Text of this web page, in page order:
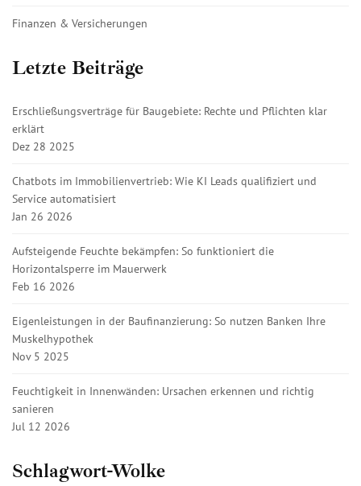
Finanzen & Versicherungen
Letzte Beiträge
Erschließungsverträge für Baugebiete: Rechte und Pflichten klar
erklärt
Dez 28 2025
Chatbots im Immobilienvertrieb: Wie KI Leads qualifiziert und
Service automatisiert
Jan 26 2026
Aufsteigende Feuchte bekämpfen: So funktioniert die
Horizontalsperre im Mauerwerk
Feb 16 2026
Eigenleistungen in der Baufinanzierung: So nutzen Banken Ihre
Muskelhypothek
Nov 5 2025
Feuchtigkeit in Innenwänden: Ursachen erkennen und richtig
sanieren
Jul 12 2026
Schlagwort-Wolke